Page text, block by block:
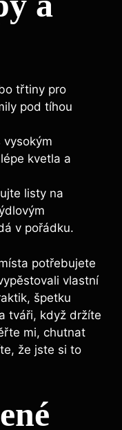
třtiny pro
pod tíhou
vysokým‌
kvetla a
listy na⁢
v pořádku.
potřebujete⁢
vlastní
špetku
tváři, když držíte
mi, chutnat
že⁣ jste si to⁢